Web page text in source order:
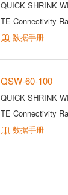
QUICK SHRINK
TE Connectivity
数据手册
QSW-60-100
QUICK SHRINK
TE Connectivity
数据手册